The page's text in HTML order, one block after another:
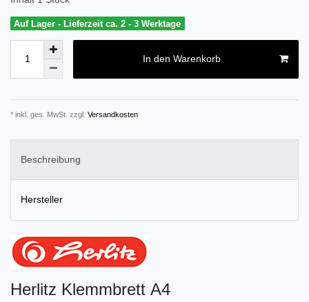
Auf Lager - Lieferzeit ca. 2 - 3 Werktage
In den Warenkorb
* inkl. ges. MwSt. zzgl. Versandkosten
Beschreibung
Hersteller
Herlitz Klemmbrett A4